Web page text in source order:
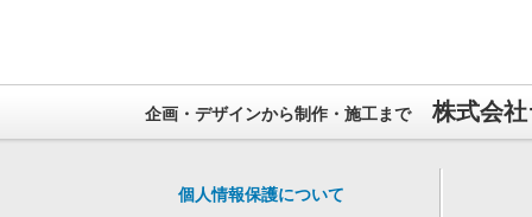
企画・デザインから制作・施工まで 株式会
個人情報保護について